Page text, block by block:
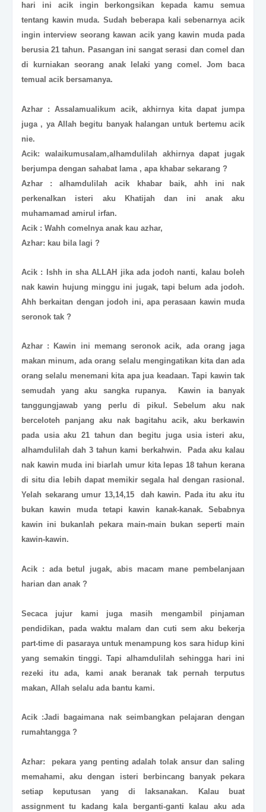
hari ini acik ingin berkongsikan kepada kamu semua
tentang kawin muda. Sudah beberapa kali sebenarnya acik
ingin interview seorang kawan acik yang kawin muda pada
berusia 21 tahun. Pasangan ini sangat serasi dan comel dan
di kurniakan seorang anak lelaki yang comel. Jom baca
temual acik bersamanya.
Azhar : Assalamualikum acik, akhirnya kita dapat jumpa
juga , ya Allah begitu banyak halangan untuk bertemu acik
nie.
Acik: walaikumusalam,alhamdulilah akhirnya dapat jugak
berjumpa dengan sahabat lama , apa khabar sekarang ?
Azhar : alhamdulilah acik khabar baik, ahh ini nak
perkenalkan isteri aku Khatijah dan ini anak aku
muhamamad amirul irfan.
Acik : Wahh comelnya anak kau azhar,
Azhar: kau bila lagi ?
Acik : Ishh in sha ALLAH jika ada jodoh nanti, kalau boleh
nak kawin hujung minggu ini jugak, tapi belum ada jodoh.
Ahh berkaitan dengan jodoh ini, apa perasaan kawin muda
seronok tak ?
Azhar : Kawin ini memang seronok acik, ada orang jaga
makan minum, ada orang selalu mengingatikan kita dan ada
orang selalu menemani kita apa jua keadaan. Tapi kawin tak
semudah yang aku sangka rupanya. Kawin ia banyak
tanggungjawab yang perlu di pikul. Sebelum aku nak
berceloteh panjang aku nak bagitahu acik, aku berkawin
pada usia aku 21 tahun dan begitu juga usia isteri aku,
alhamdulilah dah 3 tahun kami berkahwin. Pada aku kalau
nak kawin muda ini biarlah umur kita lepas 18 tahun kerana
di situ dia lebih dapat memikir segala hal dengan rasional.
Yelah sekarang umur 13,14,15 dah kawin. Pada itu aku itu
bukan kawin muda tetapi kawin kanak-kanak. Sebabnya
kawin ini bukanlah pekara main-main bukan seperti main
kawin-kawin.
Acik : ada betul jugak, abis macam mane pembelanjaan
harian dan anak ?
Secaca jujur kami juga masih mengambil pinjaman
pendidikan, pada waktu malam dan cuti sem aku bekerja
part-time di pasaraya untuk menampung kos sara hidup kini
yang semakin tinggi. Tapi alhamdulilah sehingga hari ini
rezeki itu ada, kami anak beranak tak pernah terputus
makan, Allah selalu ada bantu kami.
Acik :Jadi bagaimana nak seimbangkan pelajaran dengan
rumahtangga ?
Azhar: pekara yang penting adalah tolak ansur dan saling
memahami, aku dengan isteri berbincang banyak pekara
setiap keputusan yang di laksanakan. Kalau buat
assignment tu kadang kala berganti-ganti kalau aku ada